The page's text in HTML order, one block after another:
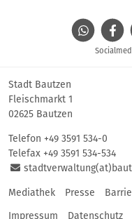
Stadt Bautzen
Fleischmarkt 1
02625 Bautzen
Telefon +49 3591 534-0
Telefax +49 3591 534-534
Mediathek Presse
Impressum
Datenschutz